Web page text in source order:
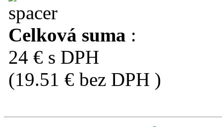
Celková suma :
24 € s DPH
(19.51 € bez DPH )